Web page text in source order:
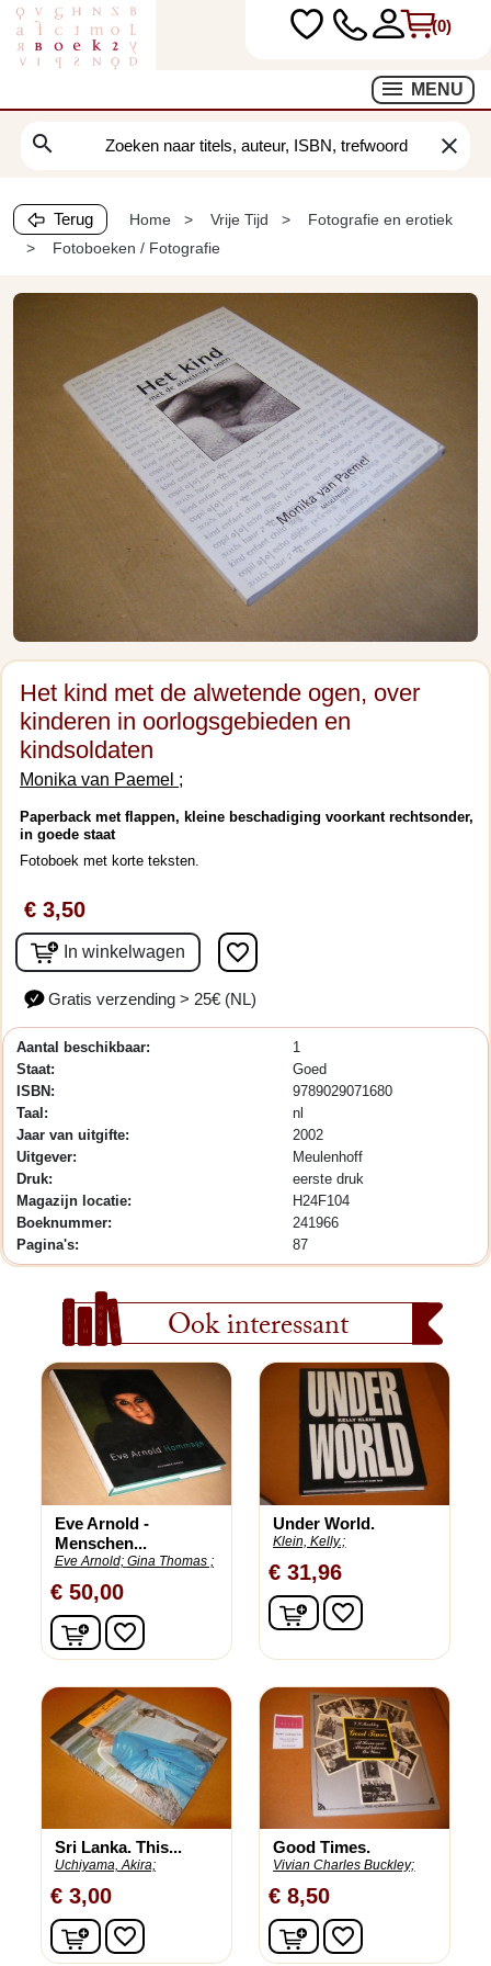
(0)
MENU
search clear
Terug Home Vrije Tijd
Fotografie en erotiek
Fotoboeken / Fotografie
Het kind met de alwetende ogen, over
kinderen in oorlogsgebieden en
kindsoldaten
Monika van Paemel ;
Paperback met flappen, kleine beschadiging voorkant rechtsonder,
in goede staat
Fotoboek met korte teksten.
€ 3,50
In winkelwagen favorite_border
Gratis verzending > 25€ (NL)
Aantal beschikbaar:
1
Staat:
Goed
ISBN:
9789029071680
Taal:
nl
Jaar van uitgifte:
2002
Uitgever:
Meulenhoff
Druk:
eerste druk
Magazijn locatie:
H24F104
Boeknummer:
241966
Pagina's:
87
Ook interessant
Eve Arnold -
Menschen...
Eve Arnold; Gina Thomas ;
€ 50,00
In winkelwagen
favorite_border
Under World.
Klein, Kelly.;
€ 31,96
In winkelwagen
favorite_border
Sri Lanka. This...
Uchiyama, Akira;
€ 3,00
In winkelwagen
favorite_border
Good Times.
Vivian Charles Buckley;
€ 8,50
In winkelwagen
favorite_border